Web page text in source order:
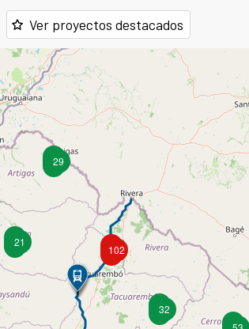
Ver proyectos destacados
21
29
32
102